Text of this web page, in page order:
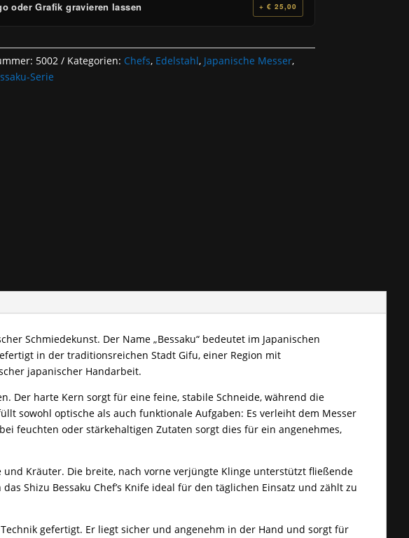
oder Grafik gravieren lassen + € 25,00
5002 Kategorien: Chefs, Edelstahl, Japanische Messer,
Serie
Schmiedekunst. Der Name „Bessaku“ bedeutet im Japanischen
in der traditionsreichen Stadt Gifu, einer Region mit
japanischer Handarbeit.
Der harte Kern sorgt für eine feine, stabile Schneide, während die
sowohl optische als auch funktionale Aufgaben: Es verleiht dem Messer
feuchten oder stärkehaltigen Zutaten sorgt dies für ein angenehmes,
und Kräuter. Die breite, nach vorne verjüngte Klinge unterstützt fließende
Shizu Bessaku Chef’s Knife ideal für den täglichen Einsatz und zählt zu
gefertigt. Er liegt sicher und angenehm in der Hand und sorgt für